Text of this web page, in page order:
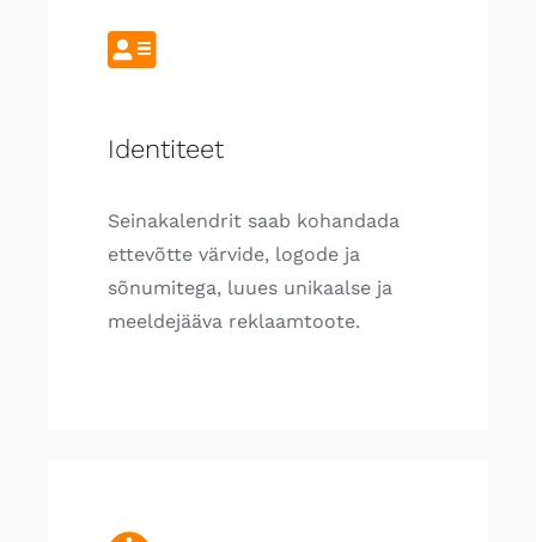
Identiteet
Seinakalendrit saab kohandada
ettevõtte värvide, logode ja
sõnumitega, luues unikaalse ja
meeldejääva reklaamtoote.